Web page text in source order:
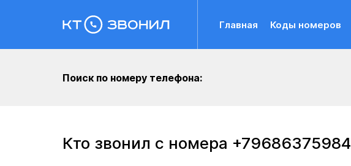
Главная Коды номеров
Поиск по номеру телефона:
Кто звонил с номера +79686375984